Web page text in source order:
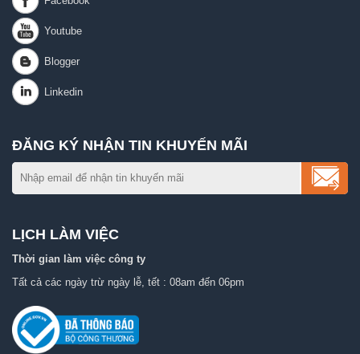
ĐĂNG KÝ NHẬN TIN KHUYẾN MÃI
LỊCH LÀM VIỆC
Thời gian làm việc công ty
Tất cả các ngày trừ ngày lễ, tết : 08am đến 06pm